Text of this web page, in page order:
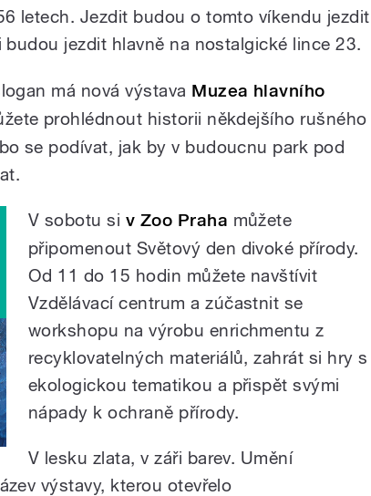
letech. Jezdit budou o tomto víkendu jezdit
budou jezdit hlavně na nostalgické lince 23.
má nová výstava Muzea hlavního
prohlédnout historii někdejšího rušného
se podívat, jak by v budoucnu park pod
V sobotu si v Zoo Praha můžete
připomenout Světový den divoké přírody.
Od 11 do 15 hodin můžete navštívit
Vzdělávací centrum a zúčastnit se
workshopu na výrobu enrichmentu z
recyklovatelných materiálů, zahrát si hry s
ekologickou tematikou a přispět svými
nápady k ochraně přírody.
V lesku zlata, v záři barev. Umění
výstavy, kterou otevřelo